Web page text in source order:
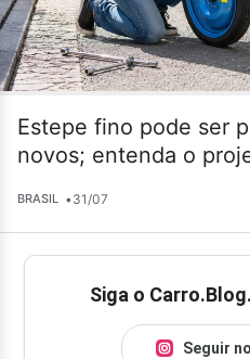
Estepe fino pode ser
novos; entenda o
BRASIL •31/07
Siga o
Seguir